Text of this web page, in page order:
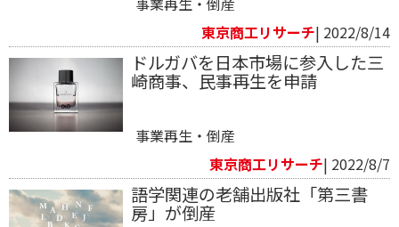
東京商工リサーチ| 2022/8/14
ドルガバを日本市場に参入した三
崎商事、民事再生を申請
事業再生・倒産
東京商工リサーチ| 2022/8/7
語学関連の老舗出版社「第三書
房」が倒産